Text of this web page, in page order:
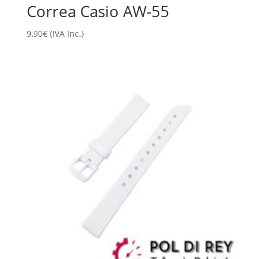
Correa Casio AW-55
9,90€ (IVA Inc.)